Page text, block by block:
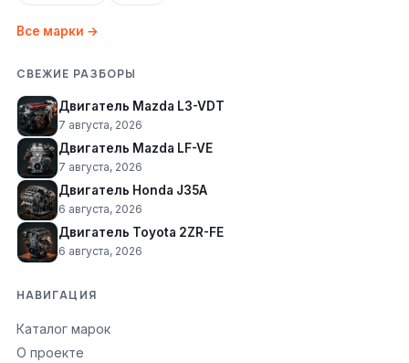
Все марки →
СВЕЖИЕ РАЗБОРЫ
Двигатель Mazda L3-VDT
7 августа, 2026
Двигатель Mazda LF-VE
7 августа, 2026
Двигатель Honda J35A
6 августа, 2026
Двигатель Toyota 2ZR-FE
6 августа, 2026
НАВИГАЦИЯ
Каталог марок
О проекте